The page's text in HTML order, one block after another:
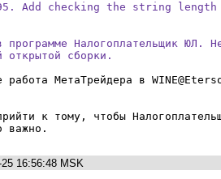
Add checking the string
Налогоплательщик ЮЛ.
открытой сборки.
МетаТрейдера в
к тому, чтобы
25 16:56:48 MSK